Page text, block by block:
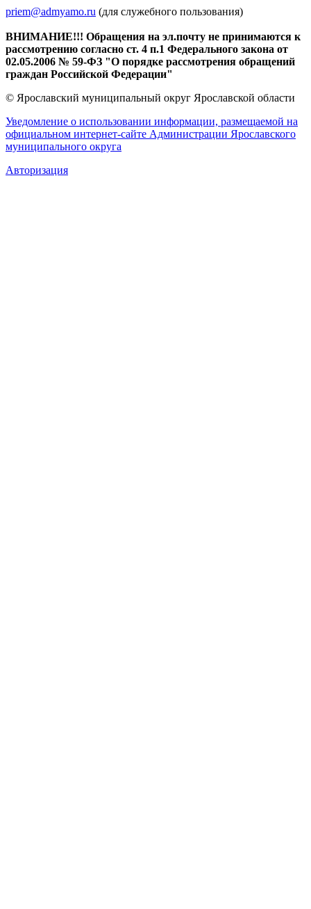
priem@admyamo.ru (для служебного пользования)
ВНИМАНИЕ!!! Обращения на эл.почту не принимаются к
рассмотрению согласно ст. 4 п.1 Федерального закона от
02.05.2006 № 59-ФЗ "О порядке рассмотрения обращений
граждан Российской Федерации"
© Ярославский муниципальный округ Ярославской области
Уведомление о использовании информации, размещаемой на
официальном интернет-сайте Администрации Ярославского
муниципального округа
Авторизация